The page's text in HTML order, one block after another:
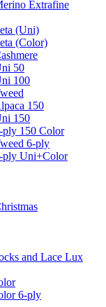
Extrafine
(Uni)
(Color)
50
100
150
150
ply 150 Color
6-ply
ply Uni+Color
and Lace Lux
6-ply